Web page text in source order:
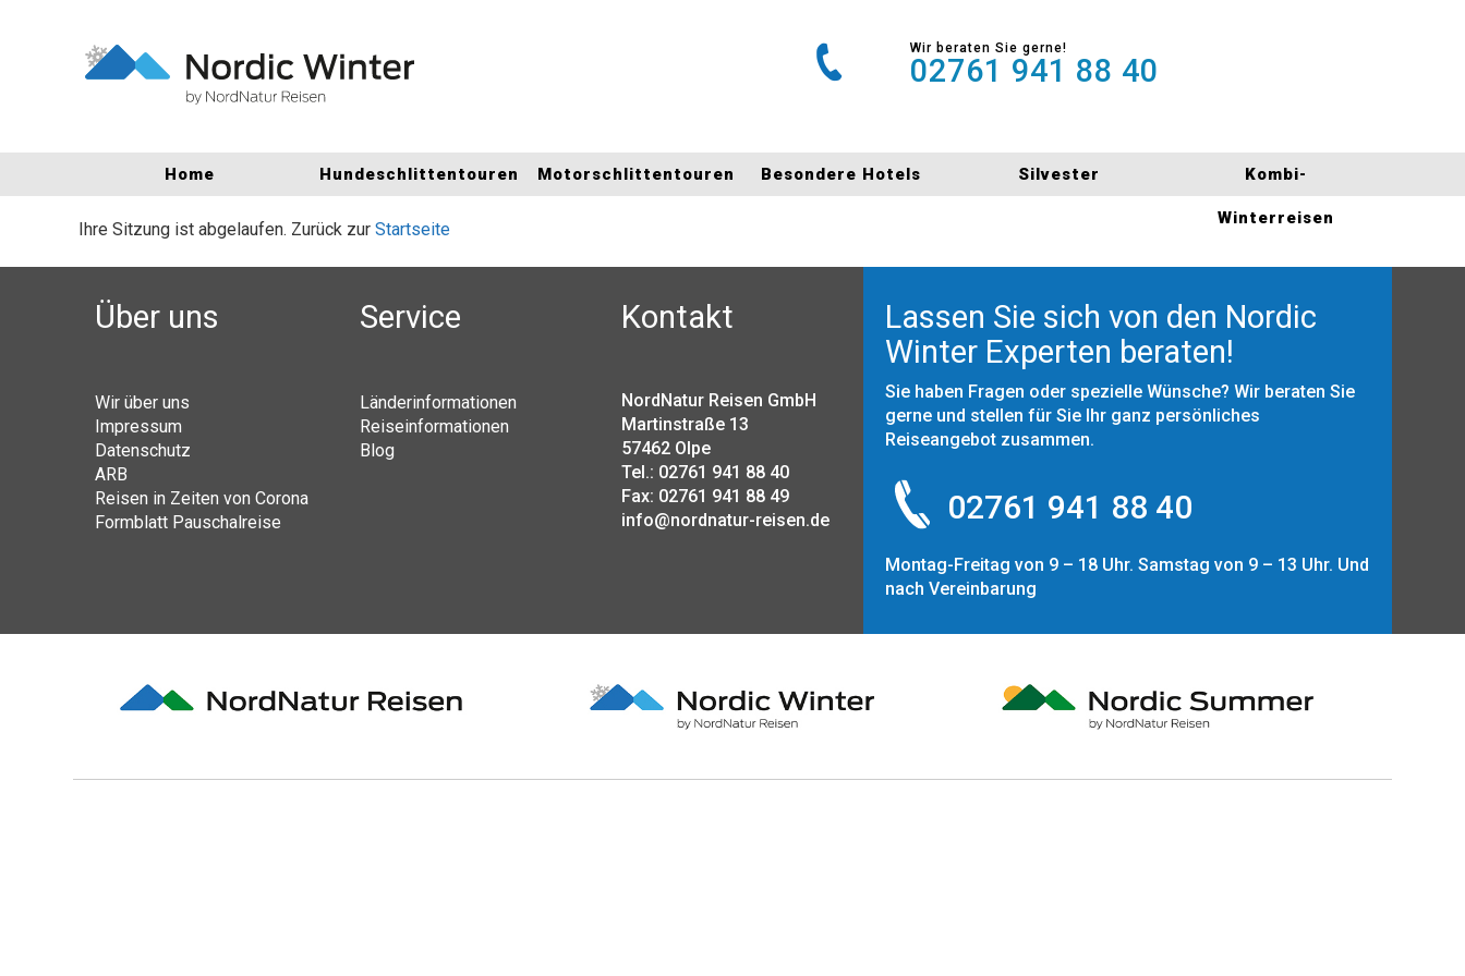
Wir beraten Sie gerne!
02761 941 88 40
Home Hundeschlittentouren Motorschlittentouren Besondere Hotels Silvester Kombi-
Winterreisen
Ihre Sitzung ist abgelaufen. Zurück zur Startseite
Über uns
Wir über uns
Impressum
Datenschutz
ARB
Reisen in Zeiten von Corona
Formblatt Pauschalreise
Service
Länderinformationen
Reiseinformationen
Blog
Kontakt
NordNatur Reisen GmbH
Martinstraße 13
57462 Olpe
Tel.: 02761 941 88 40
Fax: 02761 941 88 49
info@nordnatur-reisen.de
Lassen Sie sich von den Nordic
Winter Experten beraten!
Sie haben Fragen oder spezielle Wünsche? Wir beraten Sie
gerne und stellen für Sie Ihr ganz persönliches
Reiseangebot zusammen.
02761 941 88 40
Montag-Freitag von 9 – 18 Uhr. Samstag von 9 – 13 Uhr. Und
nach Vereinbarung